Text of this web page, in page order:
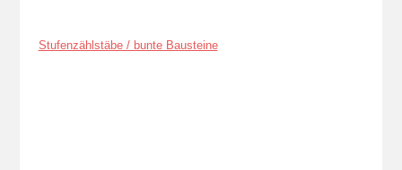
Stufenzählstäbe / bunte Bausteine